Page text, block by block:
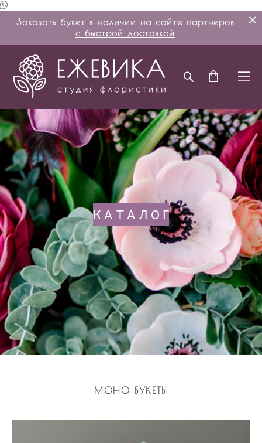
Заказать букет в наличии на сайте партнеров
с быстрой доставкой
КАТАЛОГ
МОНО БУКЕТЫ